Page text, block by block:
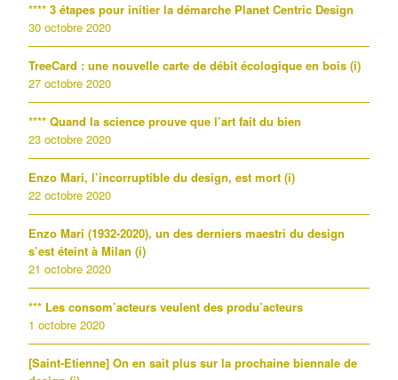
**** 3 étapes pour initier la démarche Planet Centric Design
30 octobre 2020
TreeCard : une nouvelle carte de débit écologique en bois (i)
27 octobre 2020
**** Quand la science prouve que l’art fait du bien
23 octobre 2020
Enzo Mari, l’incorruptible du design, est mort (i)
22 octobre 2020
Enzo Mari (1932-2020), un des derniers maestri du design
s’est éteint à Milan (i)
21 octobre 2020
*** Les consom’acteurs veulent des produ’acteurs
1 octobre 2020
[Saint-Etienne] On en sait plus sur la prochaine biennale de